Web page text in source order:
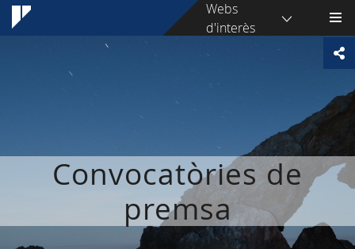
Webs
d'interès
Convocatòries de
premsa